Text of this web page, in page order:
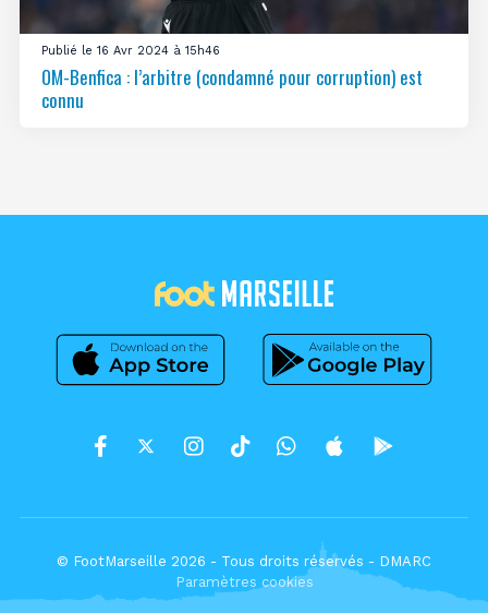
Publié le 16 Avr 2024 à 15h46
OM-Benfica : l’arbitre (condamné pour corruption) est
connu
© FootMarseille 2026 - Tous droits réservés - DMARC
Paramètres cookies